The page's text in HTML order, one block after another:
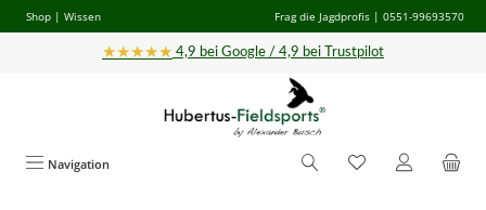
Zum Hauptinhalt springen
Shop | Wissen Frag die Jagdprofis | 0551-99693570
★★★★★ 4,9 bei Google / 4,9 bei Trustpilot
Navigation